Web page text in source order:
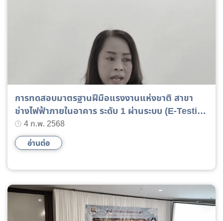
การทดสอบมาตรฐานฝีมือแรงงานแห่งชาติ สาขา
ช่างไฟฟ้าภายในอาคาร ระดับ 1 ผ่านระบบ (E-Testing
DSD)
4 ก.พ. 2568
อ่านต่อ